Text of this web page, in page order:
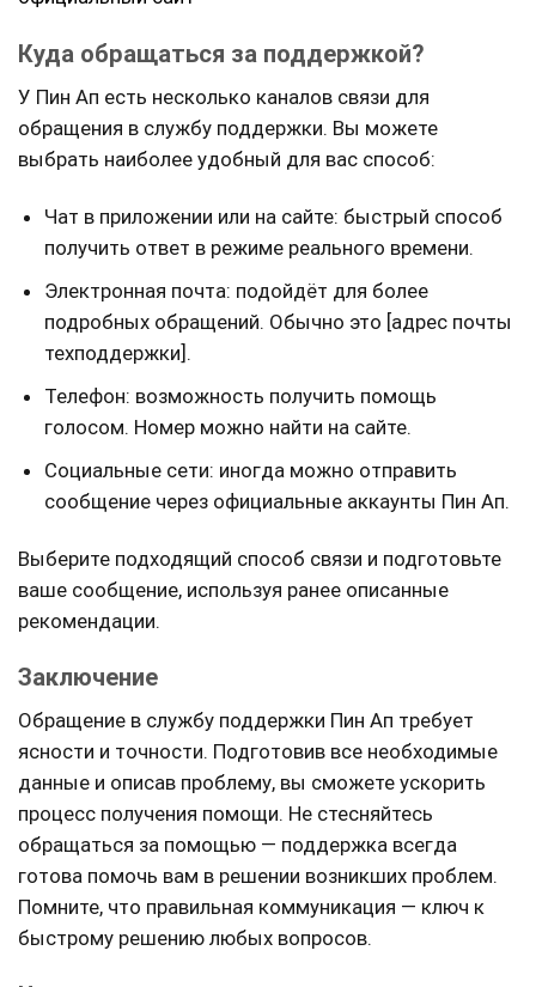
Куда обращаться за поддержкой?
У Пин Ап есть несколько каналов связи для
обращения в службу поддержки. Вы можете
выбрать наиболее удобный для вас способ:
Чат в приложении или на сайте: быстрый способ
получить ответ в режиме реального времени.
Электронная почта: подойдёт для более
подробных обращений. Обычно это [адрес почты
техподдержки].
Телефон: возможность получить помощь
голосом. Номер можно найти на сайте.
Социальные сети: иногда можно отправить
сообщение через официальные аккаунты Пин Ап.
Выберите подходящий способ связи и подготовьте
ваше сообщение, используя ранее описанные
рекомендации.
Заключение
Обращение в службу поддержки Пин Ап требует
ясности и точности. Подготовив все необходимые
данные и описав проблему, вы сможете ускорить
процесс получения помощи. Не стесняйтесь
обращаться за помощью — поддержка всегда
готова помочь вам в решении возникших проблем.
Помните, что правильная коммуникация — ключ к
быстрому решению любых вопросов.